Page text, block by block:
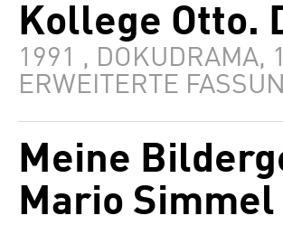
Kollege Otto.
1991 , DOKUDRAMA,
ERWEITERTE
Meine
Mario